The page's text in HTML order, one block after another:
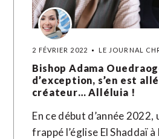
2 FÉVRIER 2022 LE JOURNAL
Bishop Adama
d’exception, s’en est
créateur… Alléluia !
En ce début d’année 2022,
frappé l’église El Shaddaï